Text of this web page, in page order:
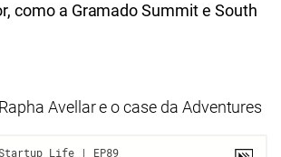
como a Gramado Summit e South
Avellar e o case da Adventures